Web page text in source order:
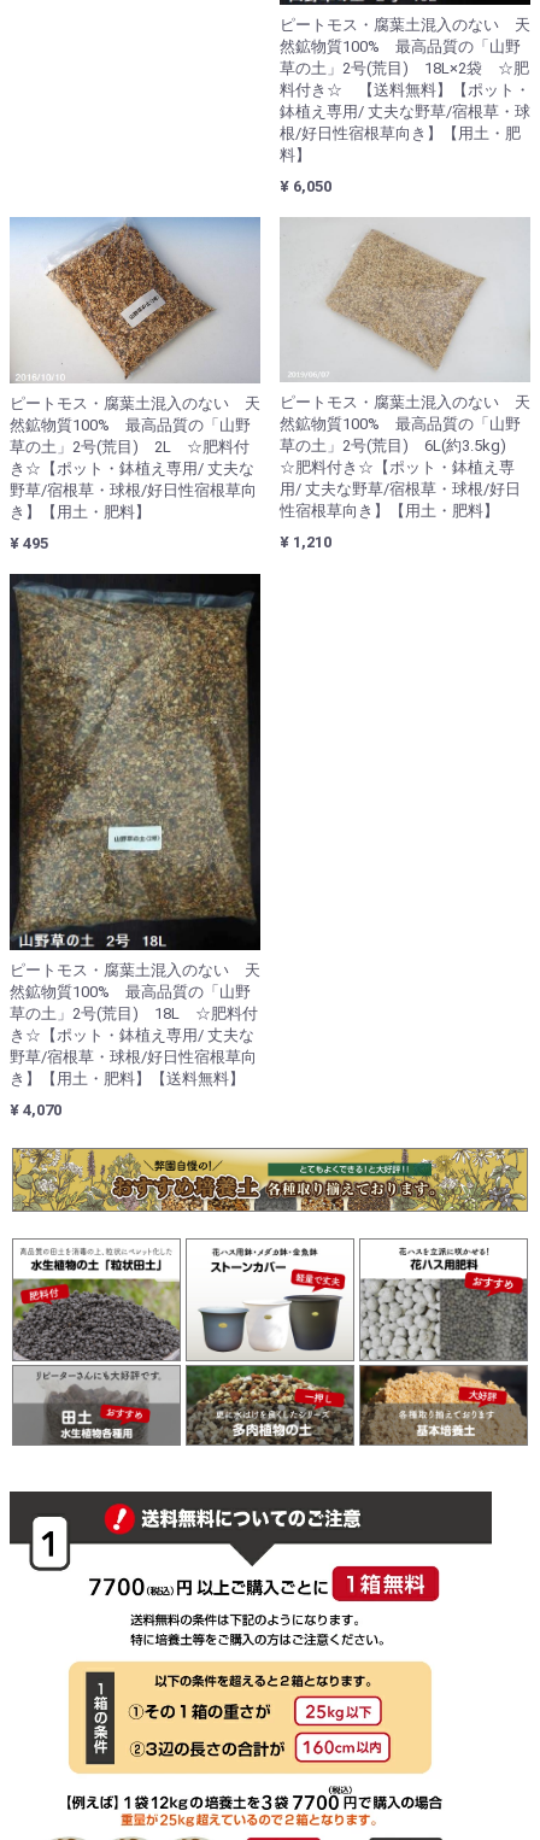
ピートモス・腐葉土混入のない 天
然鉱物質100% 最高品質の「山野
草の土」2号(荒目) 18L×2袋 ☆肥
料付き☆ 【送料無料】【ポット・
鉢植え専用/ 丈夫な野草/宿根草・球
根/好日性宿根草向き】【用土・肥
料】
¥ 6,050
ピートモス・腐葉土混入のない 天
然鉱物質100% 最高品質の「山野
草の土」2号(荒目) 2L ☆肥料付
き☆【ポット・鉢植え専用/ 丈夫な
野草/宿根草・球根/好日性宿根草向
き】【用土・肥料】
¥ 495
ピートモス・腐葉土混入のない 天
然鉱物質100% 最高品質の「山野
草の土」2号(荒目) 6L(約3.5kg)
☆肥料付き☆【ポット・鉢植え専
用/ 丈夫な野草/宿根草・球根/好日
性宿根草向き】【用土・肥料】
¥ 1,210
ピートモス・腐葉土混入のない 天
然鉱物質100% 最高品質の「山野
草の土」2号(荒目) 18L ☆肥料付
き☆【ポット・鉢植え専用/ 丈夫な
野草/宿根草・球根/好日性宿根草向
き】【用土・肥料】【送料無料】
¥ 4,070